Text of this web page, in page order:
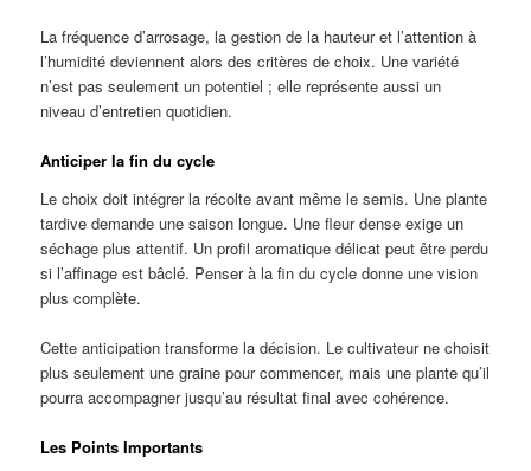
La fréquence d’arrosage, la gestion de la hauteur et l’attention à
l’humidité deviennent alors des critères de choix. Une variété
n’est pas seulement un potentiel ; elle représente aussi un
niveau d’entretien quotidien.
Anticiper la fin du cycle
Le choix doit intégrer la récolte avant même le semis. Une plante
tardive demande une saison longue. Une fleur dense exige un
séchage plus attentif. Un profil aromatique délicat peut être perdu
si l’affinage est bâclé. Penser à la fin du cycle donne une vision
plus complète.
Cette anticipation transforme la décision. Le cultivateur ne choisit
plus seulement une graine pour commencer, mais une plante qu’il
pourra accompagner jusqu’au résultat final avec cohérence.
Les Points Importants